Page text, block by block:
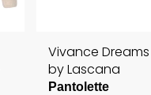
Vivance Dreams
by Lascana
Pantolette